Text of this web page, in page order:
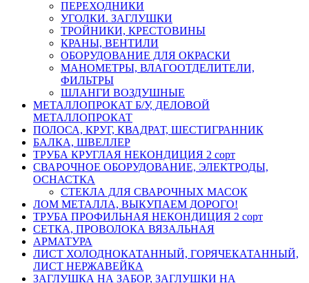
ПЕРЕХОДНИКИ
УГОЛКИ. ЗАГЛУШКИ
ТРОЙНИКИ, КРЕСТОВИНЫ
КРАНЫ, ВЕНТИЛИ
ОБОРУДОВАНИЕ ДЛЯ ОКРАСКИ
МАНОМЕТРЫ, ВЛАГООТДЕЛИТЕЛИ,
ФИЛЬТРЫ
ШЛАНГИ ВОЗДУШНЫЕ
МЕТАЛЛОПРОКАТ Б/У, ДЕЛОВОЙ
МЕТАЛЛОПРОКАТ
ПОЛОСА, КРУГ, КВАДРАТ, ШЕСТИГРАННИК
БАЛКА, ШВЕЛЛЕР
ТРУБА КРУГЛАЯ НЕКОНДИЦИЯ 2 сорт
СВАРОЧНОЕ ОБОРУДОВАНИЕ, ЭЛЕКТРОДЫ,
ОСНАСТКА
СТЕКЛА ДЛЯ СВАРОЧНЫХ МАСОК
ЛОМ МЕТАЛЛА, ВЫКУПАЕМ ДОРОГО!
ТРУБА ПРОФИЛЬНАЯ НЕКОНДИЦИЯ 2 сорт
СЕТКА, ПРОВОЛОКА ВЯЗАЛЬНАЯ
АРМАТУРА
ЛИСТ ХОЛОДНОКАТАННЫЙ, ГОРЯЧЕКАТАННЫЙ,
ЛИСТ НЕРЖАВЕЙКА
ЗАГЛУШКА НА ЗАБОР, ЗАГЛУШКИ НА